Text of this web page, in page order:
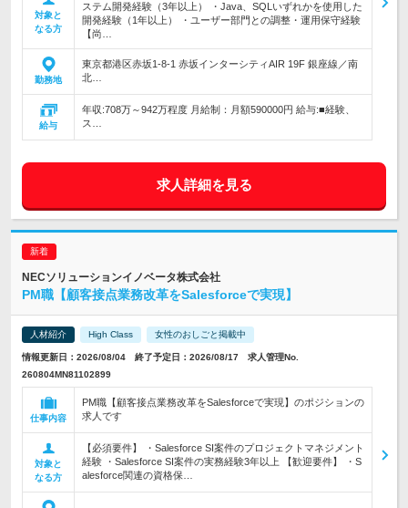
対象と
なる方
ステム開発経験（3年以上） ・Java、SQLいずれかを使用した
開発経験（1年以上） ・ユーザー部門との調整・運用保守経験
【尚…
勤務地
東京都港区赤坂1-8-1 赤坂インターシティAIR 19F 銀座線／南
北…
給与
年収:708万～942万程度 月給制：月額590000円 給与:■経験、
ス…
求人詳細を見る
NECソリューションイノベータ株式会社
PM職【顧客接点業務改革をSalesforceで実現】
人材紹介 High Class 女性のおしごと掲載中
情報更新日：2026/08/04 終了予定日：2026/08/17 求人管理No.
260804MN81102899
仕事内容
PM職【顧客接点業務改革をSalesforceで実現】のポジションの
求人です
対象と
なる方
【必須要件】 ・Salesforce SI案件のプロジェクトマネジメント
経験 ・Salesforce SI案件の実務経験3年以上 【歓迎要件】 ・S
alesforce関連の資格保…